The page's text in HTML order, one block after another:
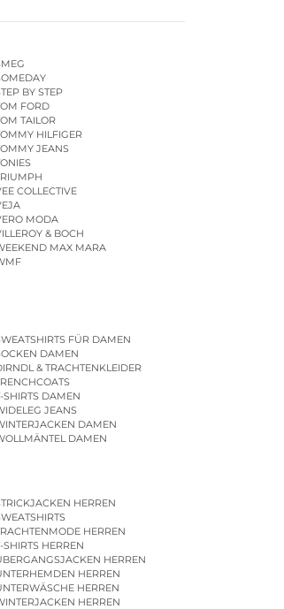
BY STEP
FORD
TAILOR
HILFIGER
JEANS
COLLECTIVE
MODA
& BOCH
MAX MARA
FÜR DAMEN
DAMEN
& TRACHTENKLEIDER
SHIRTS DAMEN
JEANS
DAMEN
DAMEN
HERREN
HERREN
SHIRTS HERREN
HERREN
HERREN
HERREN
HERREN